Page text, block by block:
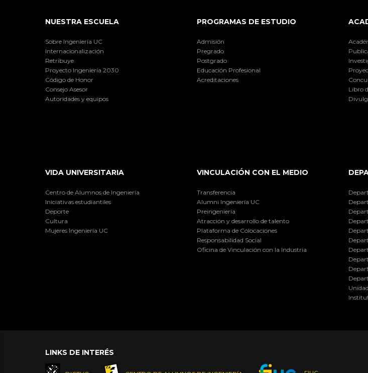
NUESTRA ESCUELA
Sobre Ingeniería UC
Internacionalización
Retribuye
Proyecto Ingeniería 2030
Código de Honor
Consejo Asesor
Autoridades y equipos
PROGRAMAS DE ESTUDIO
Admisión
Pregrado
Postgrado
Educación Profesional
Acreditaciones
Libro
VIDA UNIVERSITARIA
Centro de Alumnos de Ingeniería
Iniciativas estudiantiles
Deporte
Cultura
Mujeres Ingeniería UC
VINCULACIÓN CON EL MEDIO
Transferencia
Alumni Ingeniería UC
Preingeniería
Atracción y desarrollo de talento
Plataforma de Colocaciones
Responsabilidad Social
Oficina de Vinculación con la Industria
LINKS DE INTERÉS